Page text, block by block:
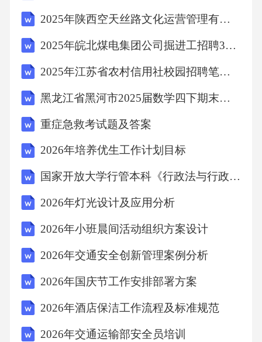
协同与合作安全管理自动化系统需要各部门的
保信息的畅通无阻。同时，加强部门间的合
作，共同应对安全风险和挑战。四、结语2026
年的安全管理自动化系统将为企业带来前所未
有的发展机遇。面对新的挑战和机遇，企业应
抓住机遇，加强技术创新和人才培养，提高安
全管理的智能化和自动化水平。同时，加强数
据安全与隐私保护，建立跨部门协同与合作机
制，共同应对安全风险和挑战。让我们共同期
明白了您的要求。撰写一篇2026年安全管理自
动化系统的文章内容的建议，以及相应的写作
指导：一、文章标题迈向智能化安全：2026年
安全管理自动化系统的展望二、文章结构1.引言
简要介绍当前安全管理面临的挑战和自动化系
统的必要性。引出文章主题，阐述安全管理自
2025年陕西空天丝路文化运营管理有限责任公司招聘（44人）笔试历年备考题库附带答案详解
2025年皖北煤电集团公司掘进工招聘380名笔试历年难易错考点试卷带答案解析
2025年江苏省农村信用社校园招聘笔试历年典型考题及考点剖析附带答案详解
黑龙江省黑河市2025届数学四下期末学业质量监测试题（含答案）
重症急救考试题及答案
2026年培养优生工作计划目标
国家开放大学行管本科《行政法与行政诉讼法》期末纸质考试多项选择题库2026珍藏版
2026年灯光设计及应用分析
2026年小班晨间活动组织方案设计
2026年交通安全创新管理案例分析
2026年国庆节工作安排部署方案
2026年酒店保洁工作流程及标准规范
2026年交通运输部安全员培训